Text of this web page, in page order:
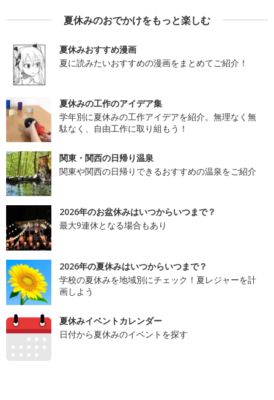
夏休みのおでかけをもっと楽しむ
夏休みおすすめ漫画
夏に読みたいおすすめの漫画をまとめてご紹介！
夏休みの工作のアイデア集
学年別に夏休みの工作アイデアを紹介。無理なく無
駄なく、自由工作に取り組もう！
関東・関西の日帰り温泉
関東や関西の日帰りできるおすすめの温泉をご紹介
2026年のお盆休みはいつからいつまで？
最大9連休となる場合もあり
2026年の夏休みはいつからいつまで？
学校の夏休みを地域別にチェック！夏レジャーを計
画しよう
夏休みイベントカレンダー
日付から夏休みのイベントを探す